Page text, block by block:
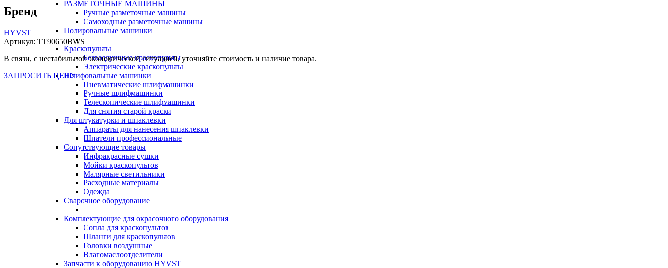
РАЗМЕТОЧНЫЕ МАШИНЫ
Ручные разметочные машины
Самоходные разметочные машины
Полировальные машинки
Краскопульты
Безвоздушные краскопульты
Электрические краскопульты
Шлифовальные машинки
Пневматические шлифмашинки
Ручные шлифмашинки
Телескопические шлифмашинки
Для снятия старой краски
Для штукатурки и шпаклевки
Аппараты для нанесения шпаклевки
Шпатели профессиональные
Сопутствующие товары
Инфракрасные сушки
Мойки краскопультов
Малярные светильники
Расходные материалы
Одежда
Сварочное оборудование
Комплектующие для окрасочного оборудования
Сопла для краскопультов
Шланги для краскопультов
Головки воздушные
Влагомаслоотделители
Запчасти к оборудованию HYVST
Бренд
HYVST
Артикул: TT90650BWS
В связи, с нестабильной экономической ситуацией, уточняйте стоимость и наличие товара.
ЗАПРОСИТЬ ЦЕНУ